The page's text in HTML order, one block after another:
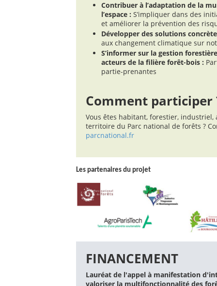
Contribuer à l’adaptation de la
l’espace : S’impliquer dans des
et améliorer la prévention des
Développer des solutions
aux changement climatique sur
S’informer sur la gestion
acteurs de la filière forêt-bois :
partie-prenantes
Comment participer
Vous êtes habitant, forestier,
territoire du Parc national de forêts ?
parcnational.fr
Les partenaires du projet
FINANCEMENT
Lauréat de l'appel à manifestation
valoriser la multifonctionnalité des